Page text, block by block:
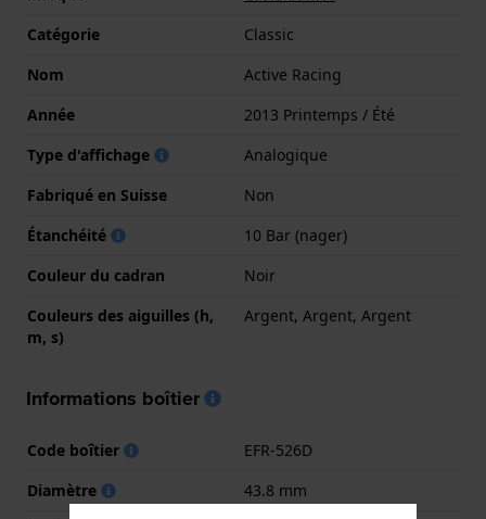
Catégorie
Classic
Nom
Active Racing
Année
2013 Printemps / Été
Type d'affichage
Analogique
Fabriqué en Suisse
Non
Étanchéité
10 Bar (nager)
Couleur du cadran
Noir
Couleurs des aiguilles (h,
m, s)
Argent, Argent, Argent
Informations boîtier
Code boîtier
EFR-526D
Diamètre
43.8 mm